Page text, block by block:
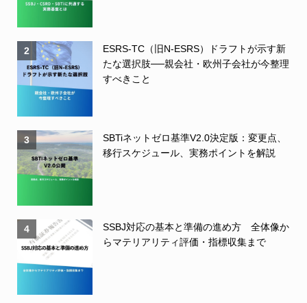
2
ESRS-TC（旧N-ESRS）ドラフトが示す新
たな選択肢──親会社・欧州子会社が今整理
すべきこと
3
SBTiネットゼロ基準V2.0決定版：変更点、
移行スケジュール、実務ポイントを解説
4
SSBJ対応の基本と準備の進め方 全体像か
らマテリアリティ評価・指標収集まで